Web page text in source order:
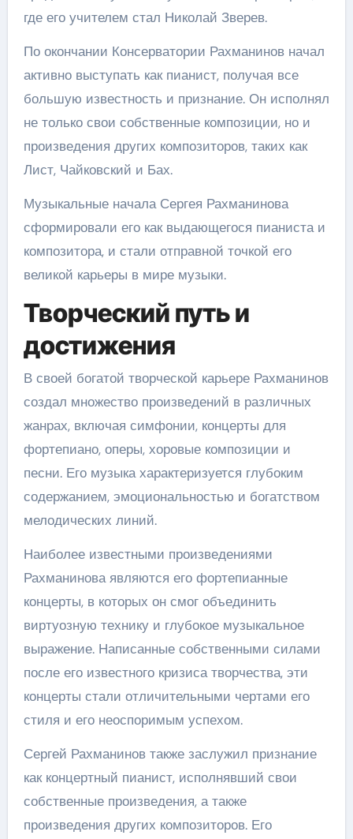
где его учителем стал Николай Зверев.
По окончании Консерватории Рахманинов начал
активно выступать как пианист, получая все
большую известность и признание. Он исполнял
не только свои собственные композиции, но и
произведения других композиторов, таких как
Лист, Чайковский и Бах.
Музыкальные начала Сергея Рахманинова
сформировали его как выдающегося пианиста и
композитора, и стали отправной точкой его
великой карьеры в мире музыки.
Творческий путь и
достижения
В своей богатой творческой карьере Рахманинов
создал множество произведений в различных
жанрах, включая симфонии, концерты для
фортепиано, оперы, хоровые композиции и
песни. Его музыка характеризуется глубоким
содержанием, эмоциональностью и богатством
мелодических линий.
Наиболее известными произведениями
Рахманинова являются его фортепианные
концерты, в которых он смог объединить
виртуозную технику и глубокое музыкальное
выражение. Написанные собственными силами
после его известного кризиса творчества, эти
концерты стали отличительными чертами его
стиля и его неоспоримым успехом.
Сергей Рахманинов также заслужил признание
как концертный пианист, исполнявший свои
собственные произведения, а также
произведения других композиторов. Его